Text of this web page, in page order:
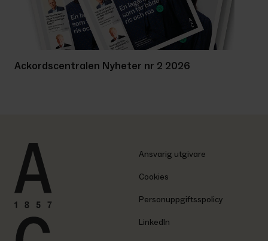
Ackordscentralen Nyheter nr 2 2026
Ansvarig utgivare
Cookies
Personuppgiftsspolicy
LinkedIn